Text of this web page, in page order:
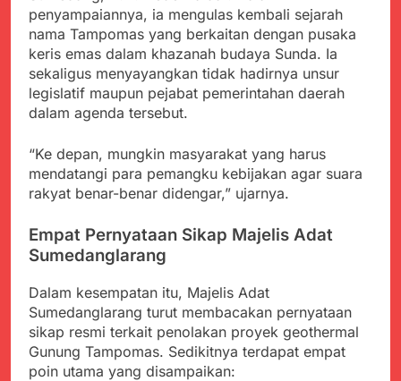
penyampaiannya, ia mengulas kembali sejarah
nama Tampomas yang berkaitan dengan pusaka
keris emas dalam khazanah budaya Sunda. Ia
sekaligus menyayangkan tidak hadirnya unsur
legislatif maupun pejabat pemerintahan daerah
dalam agenda tersebut.
“Ke depan, mungkin masyarakat yang harus
mendatangi para pemangku kebijakan agar suara
rakyat benar-benar didengar,” ujarnya.
Empat Pernyataan Sikap Majelis Adat
Sumedanglarang
Dalam kesempatan itu, Majelis Adat
Sumedanglarang turut membacakan pernyataan
sikap resmi terkait penolakan proyek geothermal
Gunung Tampomas. Sedikitnya terdapat empat
poin utama yang disampaikan: